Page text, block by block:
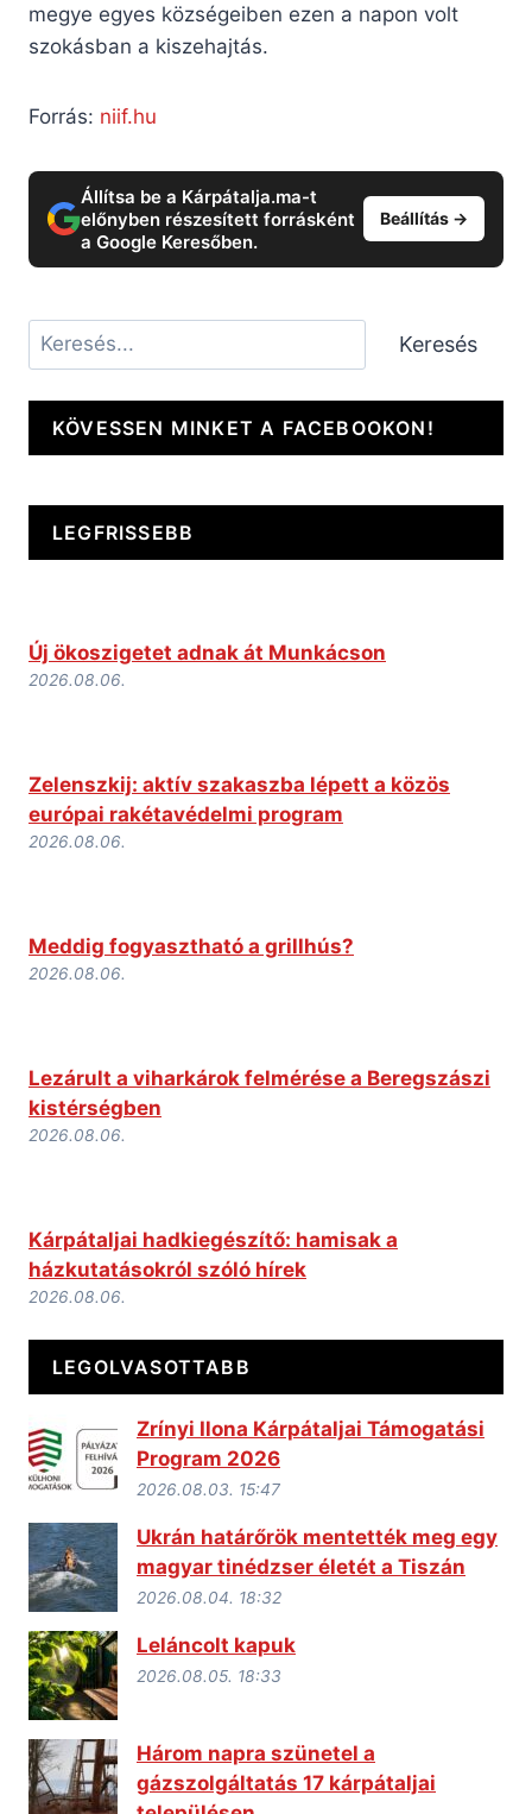
megye egyes községeiben ezen a napon volt
szokásban a kiszehajtás.
Forrás: niif.hu
Állítsa be a Kárpátalja.ma-t
előnyben részesített forrásként
a Google Keresőben.
Beállítás →
Keresés Keresés
KÖVESSEN MINKET A FACEBOOKON!
LEGFRISSEBB
Új ökoszigetet adnak át Munkácson
2026.08.06.
Zelenszkij: aktív szakaszba lépett a közös
európai rakétavédelmi program
2026.08.06.
Meddig fogyasztható a grillhús?
2026.08.06.
Lezárult a viharkárok felmérése a Beregszászi
kistérségben
2026.08.06.
Kárpátaljai hadkiegészítő: hamisak a
házkutatásokról szóló hírek
2026.08.06.
LEGOLVASOTTABB
Zrínyi Ilona Kárpátaljai Támogatási
Program 2026
2026.08.03. 15:47
Ukrán határőrök mentették meg egy
magyar tinédzser életét a Tiszán
2026.08.04. 18:32
Leláncolt kapuk
2026.08.05. 18:33
Három napra szünetel a
gázszolgáltatás 17 kárpátaljai